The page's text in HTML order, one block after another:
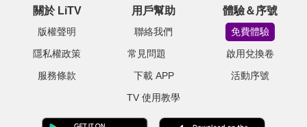
關於 LiTV
版權聲明
隱私權政策
服務條款
用戶幫助
聯絡我們
常見問題
下載 APP
TV 使用教學
體驗＆序號
免費體驗
啟用兌換卷
活動序號